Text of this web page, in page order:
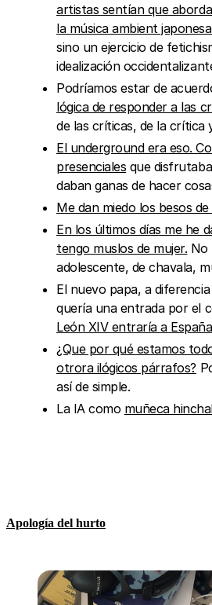
artistas sentían que
la música ambient
sino un ejercicio de
idealización
Podríamos estar de
lógica de responder a las
de las críticas, de la crítica
El underground era eso.
presenciales que
daban ganas de hacer
Me dan miedo los besos
En los últimos días me he
tengo muslos de mujer. No
adolescente, de chavala,
El nuevo papa, a
quería una entrada por el
León XIV entraría a
¿Que por qué estamos
otrora ilógicos párrafos?
así de simple.
La IA como muñeca
Apología del hurto